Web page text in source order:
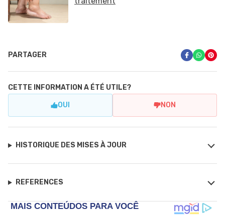
PARTAGER
CETTE INFORMATION A ÉTÉ UTILE?
OUI NON
HISTORIQUE DES MISES À JOUR
REFERENCES